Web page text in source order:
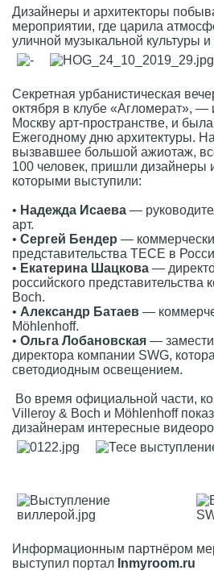
Дизайнеры и архитекторы
мероприятии, где царила
уличной музыкальной культуры и
Секретная урбанистическая
октября в клубе «Агломерат», —
Москву арт-пространстве, и
Ежегодному дню архитектуры.
вызвавшее большой ажиотаж,
100 человек, пришли дизайнеры
которыми выступили:
• Надежда Исаева —
арт.
• Сергей Бендер —
представительства ТЕСЕ в
• Екатерина Шацкова —
российского представительства
Boch.
• Александр Батаев —
Möhlenhoff.
• Ольга Лобановская —
директора компании SWG,
светодиодным освещением.
Во время официальной части,
Villeroy & Boch и Möhlenhoff
дизайнерам интересные
Информационным партнёром
выступил портал Inmyroom.ru